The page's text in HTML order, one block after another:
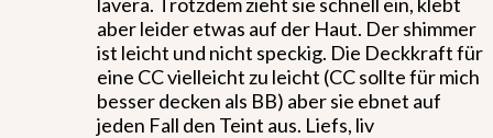
aber leider etwas auf der Haut. Der shimmer
ist leicht und nicht speckig. Die Deckkraft für
eine CC vielleicht zu leicht (CC sollte für mich
besser decken als BB) aber sie ebnet auf
jeden Fall den Teint aus. Liefs, liv